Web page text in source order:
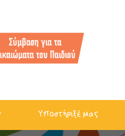
Υποστήριξέ μας